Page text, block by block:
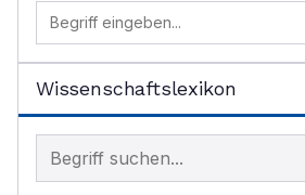
Wissenschaftslexikon
Begriff im Lexikon suchen